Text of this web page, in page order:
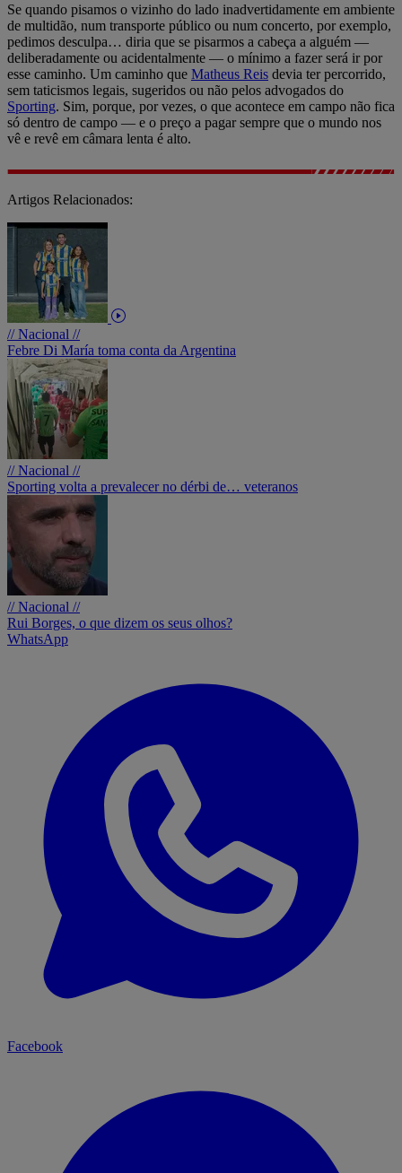
Se quando pisamos o vizinho do lado inadvertidamente em ambiente
de multidão, num transporte público ou num concerto, por exemplo,
pedimos desculpa… diria que se pisarmos a cabeça a alguém —
deliberadamente ou acidentalmente — o mínimo a fazer será ir por
esse caminho. Um caminho que Matheus Reis devia ter percorrido,
sem taticismos legais, sugeridos ou não pelos advogados do
Sporting. Sim, porque, por vezes, o que acontece em campo não fica
só dentro de campo — e o preço a pagar sempre que o mundo nos
vê e revê em câmara lenta é alto.
Artigos Relacionados:
// Nacional //
Febre Di María toma conta da Argentina
// Nacional //
Sporting volta a prevalecer no dérbi de… veteranos
// Nacional //
Rui Borges, o que dizem os seus olhos?
WhatsApp
Facebook